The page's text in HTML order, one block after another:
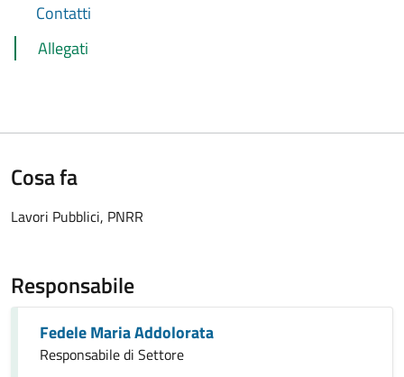
Contatti
Allegati
Cosa fa
Lavori Pubblici, PNRR
Responsabile
Fedele Maria Addolorata
Responsabile di Settore